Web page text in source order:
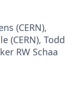
(CERN),
(CERN), Todd
RW Schaa